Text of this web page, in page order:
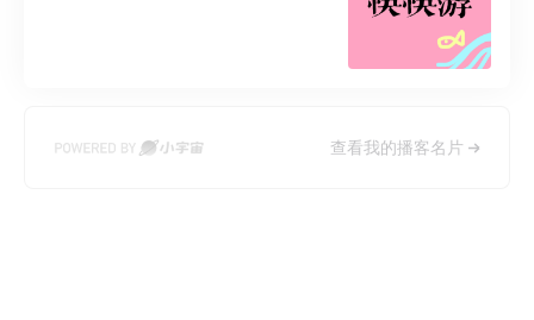
查看我的播客名片